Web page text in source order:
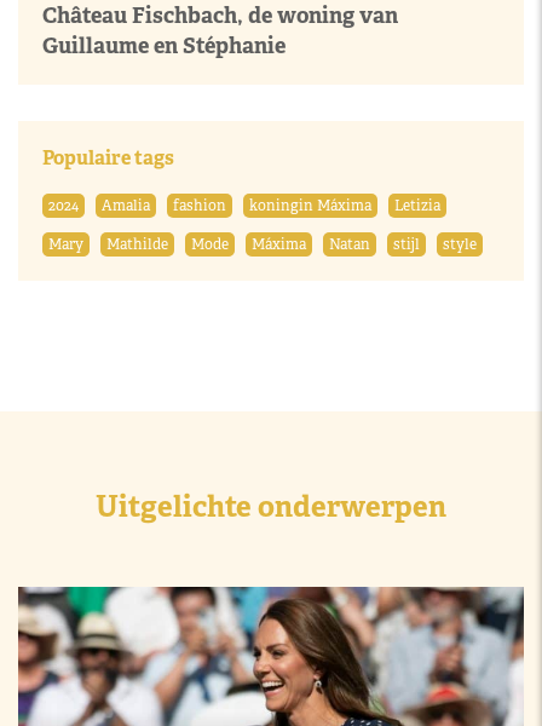
Château Fischbach, de woning van
Guillaume en Stéphanie
Populaire tags
2024 Amalia fashion koningin Máxima
Letizia
Mary
Mathilde Mode Máxima Natan stijl style
Uitgelichte onderwerpen